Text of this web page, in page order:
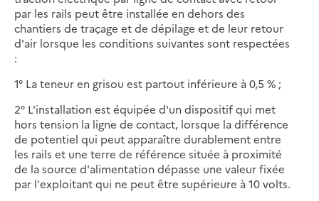
par les rails peut être installée en dehors des
chantiers de traçage et de dépilage et de leur retour
d'air lorsque les conditions suivantes sont respectées
:
1° La teneur en grisou est partout inférieure à 0,5 % ;
2° L'installation est équipée d'un dispositif qui met
hors tension la ligne de contact, lorsque la différence
de potentiel qui peut apparaître durablement entre
les rails et une terre de référence située à proximité
de la source d'alimentation dépasse une valeur fixée
par l'exploitant qui ne peut être supérieure à 10 volts.